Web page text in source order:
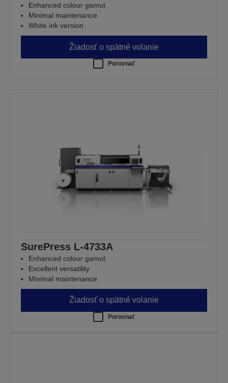
Enhanced colour gamut
Minimal maintenance
White ink version
Žiadosť o spätné volanie
Porovnať
SurePress L-4733A
Enhanced colour gamut
Excellent versatility
Minimal maintenance
Žiadosť o spätné volanie
Porovnať